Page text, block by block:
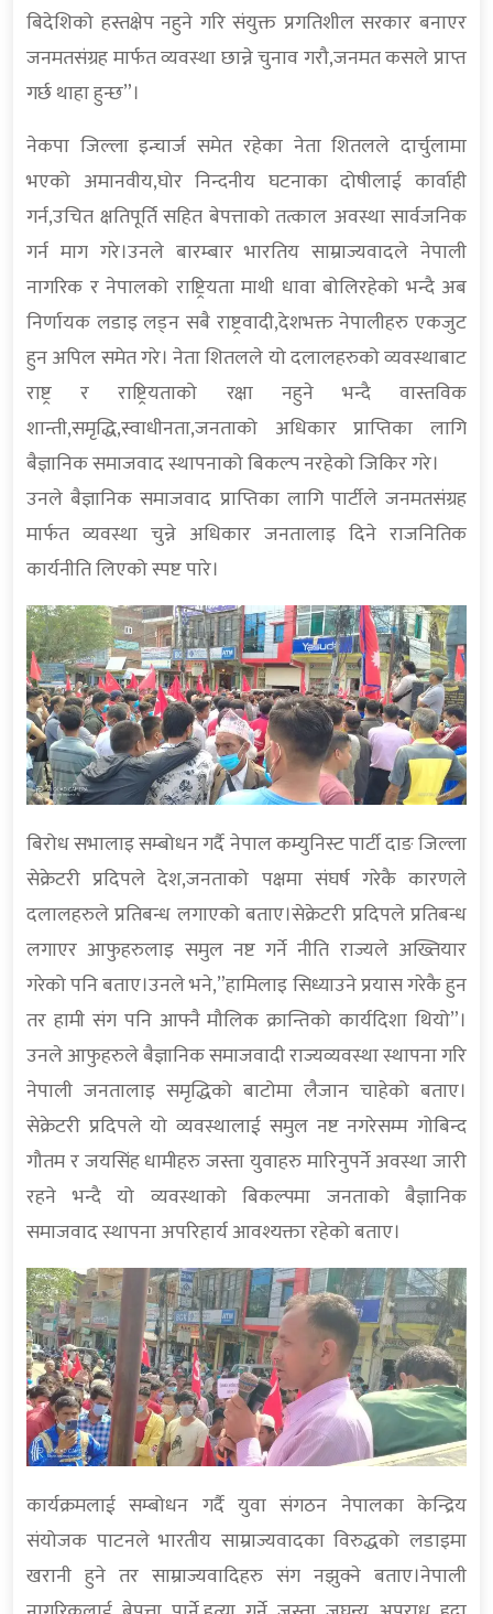
बिदेशिको हस्तक्षेप नहुने गरि संयुक्त प्रगतिशील सरकार बनाएर
जनमतसंग्रह मार्फत व्यवस्था छान्ने चुनाव गरौ,जनमत कसले प्राप्त
गर्छ थाहा हुन्छ”।
नेकपा जिल्ला इन्चार्ज समेत रहेका नेता शितलले दार्चुलामा
भएको अमानवीय,घोर निन्दनीय घटनाका दोषीलाई कार्वाही
गर्न,उचित क्षतिपूर्ति सहित बेपत्ताको तत्काल अवस्था सार्वजनिक
गर्न माग गरे।उनले बारम्बार भारतिय साम्राज्यवादले नेपाली
नागरिक र नेपालको राष्ट्रियता माथी धावा बोलिरहेको भन्दै अब
निर्णायक लडाइ लड्न सबै राष्ट्रवादी,देशभक्त नेपालीहरु एकजुट
हुन अपिल समेत गरे। नेता शितलले यो दलालहरुको व्यवस्थाबाट
राष्ट्र र राष्ट्रियताको रक्षा नहुने भन्दै वास्तविक
शान्ती,समृद्धि,स्वाधीनता,जनताको अधिकार प्राप्तिका लागि
बैज्ञानिक समाजवाद स्थापनाको बिकल्प नरहेको जिकिर गरे।
उनले बैज्ञानिक समाजवाद प्राप्तिका लागि पार्टीले जनमतसंग्रह
मार्फत व्यवस्था चुन्ने अधिकार जनतालाइ दिने राजनितिक
कार्यनीति लिएको स्पष्ट पारे।
बिरोध सभालाइ सम्बोधन गर्दै नेपाल कम्युनिस्ट पार्टी दाङ जिल्ला
सेक्रेटरी प्रदिपले देश,जनताको पक्षमा संघर्ष गरेकै कारणले
दलालहरुले प्रतिबन्ध लगाएको बताए।सेक्रेटरी प्रदिपले प्रतिबन्ध
लगाएर आफुहरुलाइ समुल नष्ट गर्ने नीति राज्यले अख्तियार
गरेको पनि बताए।उनले भने,”हामिलाइ सिध्याउने प्रयास गरेकै हुन
तर हामी संग पनि आफ्नै मौलिक क्रान्तिको कार्यदिशा थियो”।
उनले आफुहरुले बैज्ञानिक समाजवादी राज्यव्यवस्था स्थापना गरि
नेपाली जनतालाइ समृद्धिको बाटोमा लैजान चाहेको बताए।
सेक्रेटरी प्रदिपले यो व्यवस्थालाई समुल नष्ट नगरेसम्म गोबिन्द
गौतम र जयसिंह धामीहरु जस्ता युवाहरु मारिनुपर्ने अवस्था जारी
रहने भन्दै यो व्यवस्थाको बिकल्पमा जनताको बैज्ञानिक
समाजवाद स्थापना अपरिहार्य आवश्यक्ता रहेको बताए।
कार्यक्रमलाई सम्बोधन गर्दै युवा संगठन नेपालका केन्द्रिय
संयोजक पाटनले भारतीय साम्राज्यवादका विरुद्धको लडाइमा
खरानी हुने तर साम्राज्यवादिहरु संग नझुक्ने बताए।नेपाली